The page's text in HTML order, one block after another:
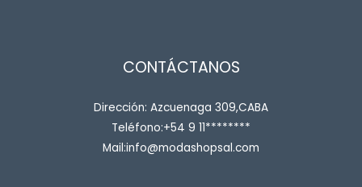
CONTÁCTANOS
Dirección: Azcuenaga 309,CABA
Teléfono:+54 9 11********
Mail:info@modashopsal.com